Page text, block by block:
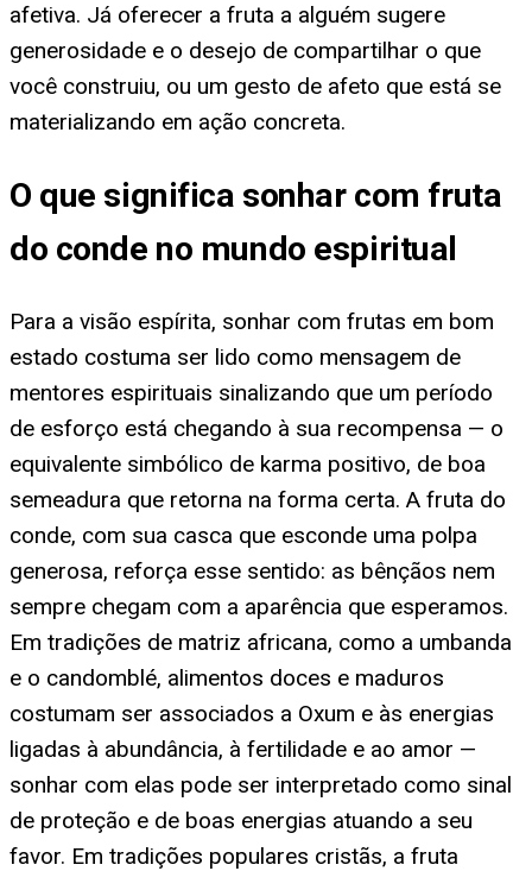
afetiva. Já oferecer a fruta a alguém sugere
generosidade e o desejo de compartilhar o que
você construiu, ou um gesto de afeto que está se
materializando em ação concreta.
O que significa sonhar com fruta
do conde no mundo espiritual
Para a visão espírita, sonhar com frutas em bom
estado costuma ser lido como mensagem de
mentores espirituais sinalizando que um período
de esforço está chegando à sua recompensa — o
equivalente simbólico de karma positivo, de boa
semeadura que retorna na forma certa. A fruta do
conde, com sua casca que esconde uma polpa
generosa, reforça esse sentido: as bênçãos nem
sempre chegam com a aparência que esperamos.
Em tradições de matriz africana, como a umbanda
e o candomblé, alimentos doces e maduros
costumam ser associados a Oxum e às energias
ligadas à abundância, à fertilidade e ao amor —
sonhar com elas pode ser interpretado como sinal
de proteção e de boas energias atuando a seu
favor. Em tradições populares cristãs, a fruta